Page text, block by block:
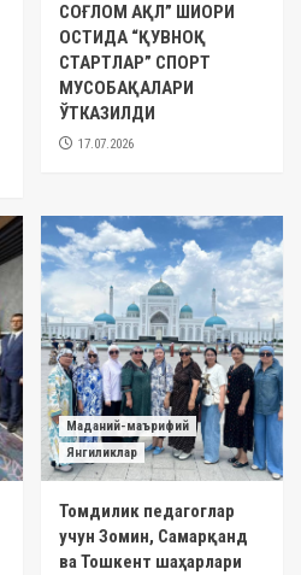
СОҒЛОМ АҚЛ” ШИОРИ
ОСТИДА “ҚУВНОҚ
СТАРТЛАР” СПОРТ
МУСОБАҚАЛАРИ
ЎТКАЗИЛДИ
17.07.2026
Маданий-маърифий
Янгиликлар
Томдилик педагоглар
учун Зомин, Самарқанд
ва Тошкент шаҳарлари